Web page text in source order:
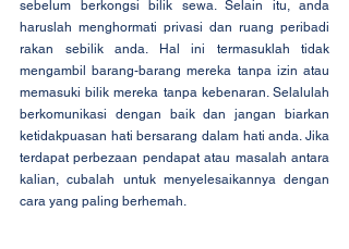
sebelum berkongsi bilik sewa. Selain itu, anda
haruslah menghormati privasi dan ruang peribadi
rakan sebilik anda. Hal ini termasuklah tidak
mengambil barang-barang mereka tanpa izin atau
memasuki bilik mereka tanpa kebenaran. Selalulah
berkomunikasi dengan baik dan jangan biarkan
ketidakpuasan hati bersarang dalam hati anda. Jika
terdapat perbezaan pendapat atau masalah antara
kalian, cubalah untuk menyelesaikannya dengan
cara yang paling berhemah.